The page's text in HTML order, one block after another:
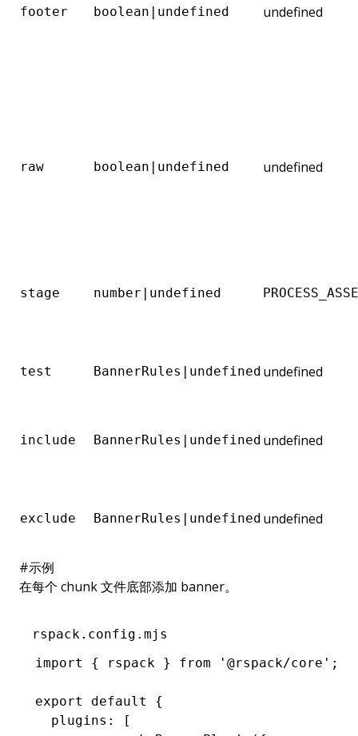
footer boolean|undefined undefined
raw boolean|undefined undefined
stage number|undefined
test BannerRules|undefined undefined
include BannerRules|undefined undefined
exclude BannerRules|undefined undefined
#示例
在每个 chunk 文件底部添加 banner。
rspack.config.mjs
import
{ rspack } from '@rspack/core' ;
export default
{
  plugins
:
[